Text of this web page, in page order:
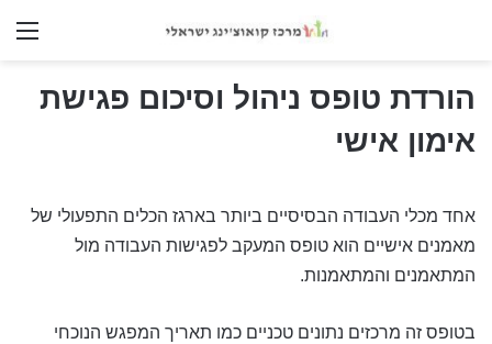
הורדת טופס ניהול וסיכום פגישת
אימון אישי
אחד מכלי העבודה הבסיסיים ביותר בארגז הכלים התפעולי של
מאמנים אישיים הוא טופס המעקב לפגישות העבודה מול
המתאמנים והמתאמנות.
בטופס זה מרכזים נתונים טכניים כמו תאריך המפגש הנוכחי